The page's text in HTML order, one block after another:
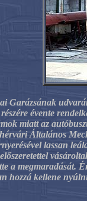
Garázsának
évente
miatt az
Általános
lassan
a
hozzá kellene